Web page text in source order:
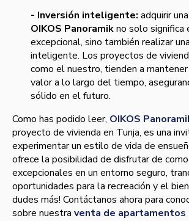
- Inversión inteligente: adquirir
OIKOS Panoramikno solo significa
excepcional, sino también realizar
inteligente. Los proyectos de
como el nuestro, tienden a
valor a lo largo del tiempo,
sólido en el futuro.
Como has podido leer, OIKOS
proyecto de vivienda en Tunja, es una
experimentar un estilo de vida de
ofrece la posibilidad de disfrutar de
excepcionales en un entorno seguro,
oportunidades para la recreación y el
dudes más! Contáctanos ahora para
sobre nuestra venta de apartamentos